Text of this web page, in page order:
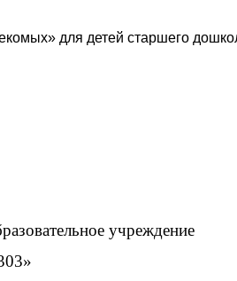
для детей старшего
учреждение